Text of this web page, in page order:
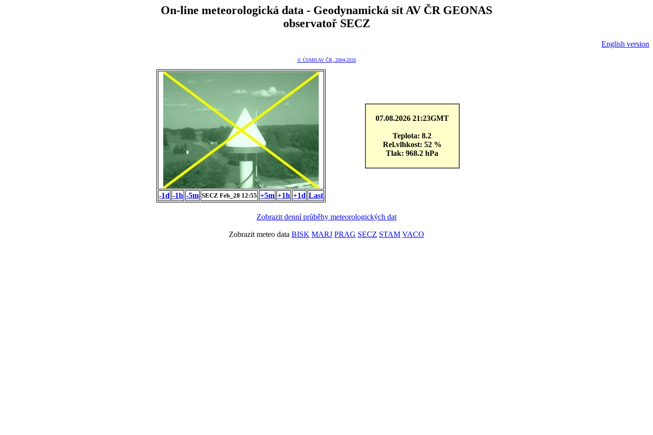
On-line meteorologická data - Geodynamická sít AV ČR GEONAS
observatoř SECZ
English version
© ÚSMH AV ČR, 2004-2026
-1d -1h -5m SECZ Feb_28 12:55 +5m +1h +1d Last
07.08.2026 21:23GMT
Teplota: 8.2
Rel.vlhkost: 52 %
Tlak: 968.2 hPa
Zobrazit denní průběhy meteorologických dat
Zobrazit meteo data BISK MARJ PRAG SECZ STAM VACO